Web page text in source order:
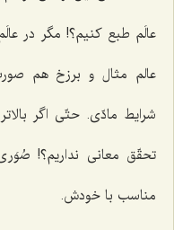
عالَم طبع کنیم؟! مگر در
عالم مثال و برزخ هم
شرایط مادّی. حتّی اگر
تحقّق معانی نداریم؟!
مناسب با خودش.